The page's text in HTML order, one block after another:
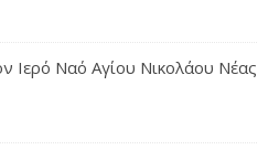
Ιερό Ναό Αγίου Νικολάου Νέας